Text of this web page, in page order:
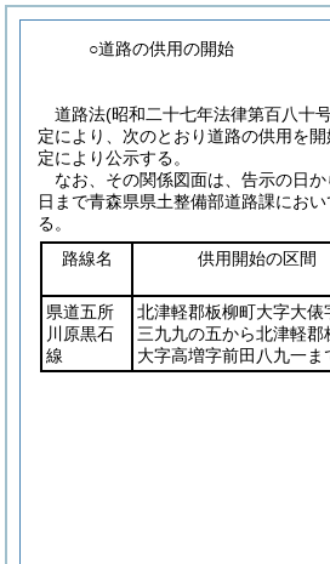
○道路の供用の開始
道路法(昭和二十七年法律第百八十
定により、次のとおり道路の供用を
定により公示する。
なお、その関係図面は、告示の日
日まで青森県県土整備部道路課にお
る。
路線名
供用開始の区間
県道五所
川原黒石
線
北津軽郡板柳町大字大俵
三九九の五から北津軽郡
大字高増字前田八九一ま